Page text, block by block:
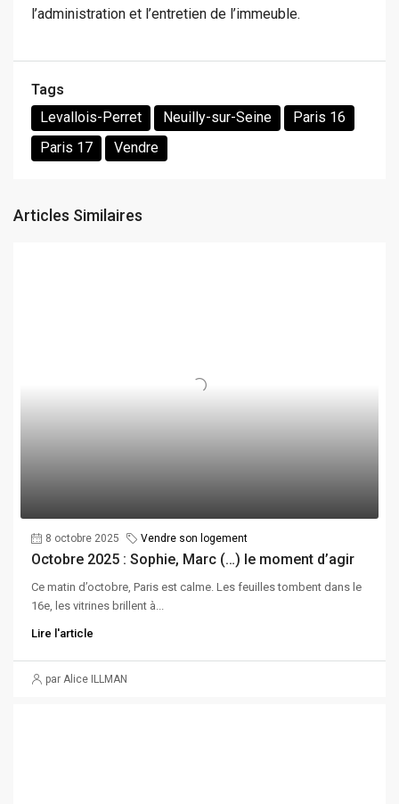
l’administration et l’entretien de l’immeuble.
Tags
Levallois-Perret
Neuilly-sur-Seine
Paris 16
Paris 17
Vendre
Articles Similaires
8 octobre 2025 Vendre son logement
Octobre 2025 : Sophie, Marc (…) le moment d’agir
Ce matin d’octobre, Paris est calme. Les feuilles tombent dans le
16e, les vitrines brillent à...
Lire l'article
par Alice ILLMAN